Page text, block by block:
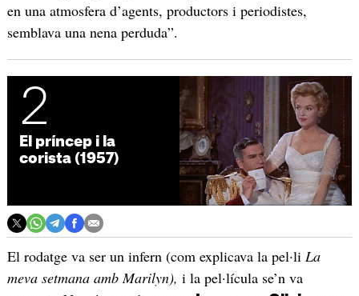
en una atmosfera d’agents, productors i periodistes,
semblava una nena perduda”.
2
El príncep i la
corista (1957)
El rodatge va ser un infern (com explicava la pel·liLa
meva setmana amb Marilyn), i la pel·lícula se’n va